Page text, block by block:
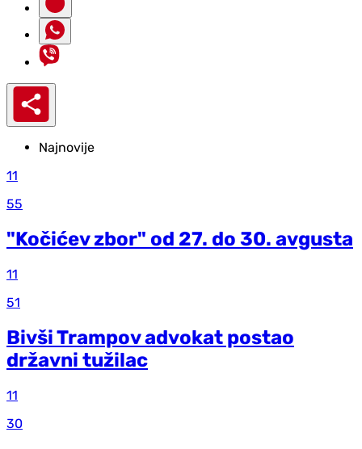
Najnovije
11
55
"Kočićev zbor" od 27. do 30. avgusta
11
51
Bivši Trampov advokat postao
državni tužilac
11
30